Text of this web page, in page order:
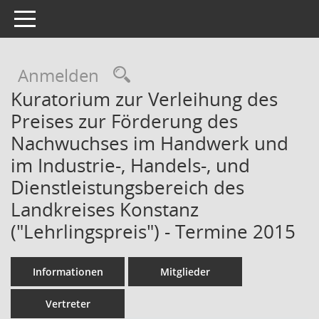
Toggle navigation
Anmelden Rechercheauswahl
Kuratorium zur Verleihung des
Preises zur Förderung des
Nachwuchses im Handwerk und
im Industrie-, Handels-, und
Dienstleistungsbereich des
Landkreises Konstanz
("Lehrlingspreis") - Termine 2015
Informationen Mitglieder
Vertreter